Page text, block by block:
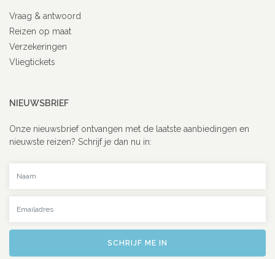
Vraag & antwoord
Reizen op maat
Verzekeringen
Vliegtickets
NIEUWSBRIEF
Onze nieuwsbrief ontvangen met de laatste aanbiedingen en
nieuwste reizen? Schrijf je dan nu in:
SCHRIJF ME IN